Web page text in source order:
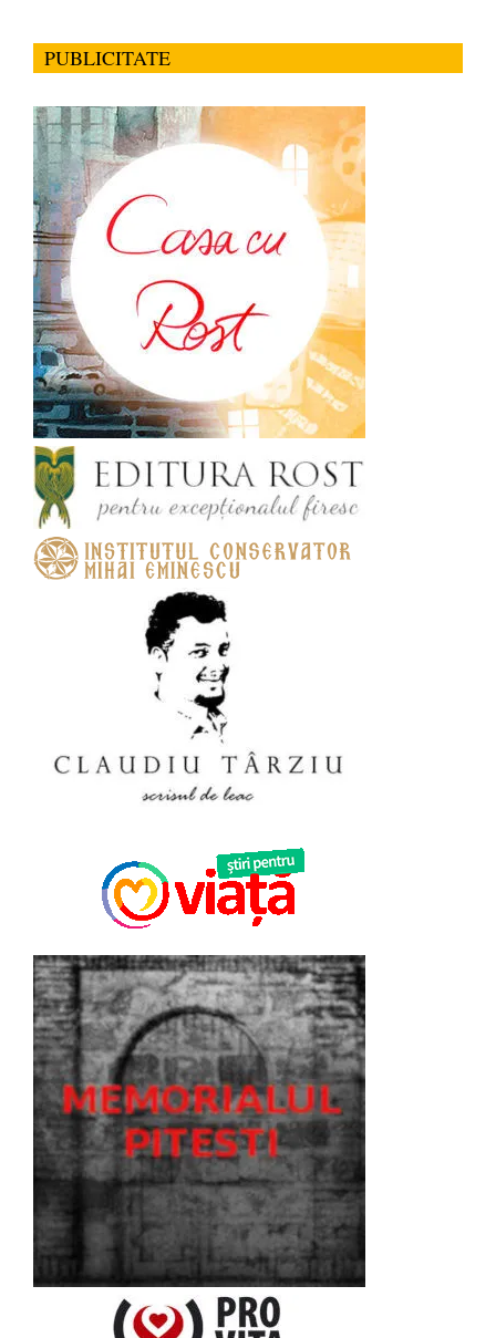
PUBLICITATE